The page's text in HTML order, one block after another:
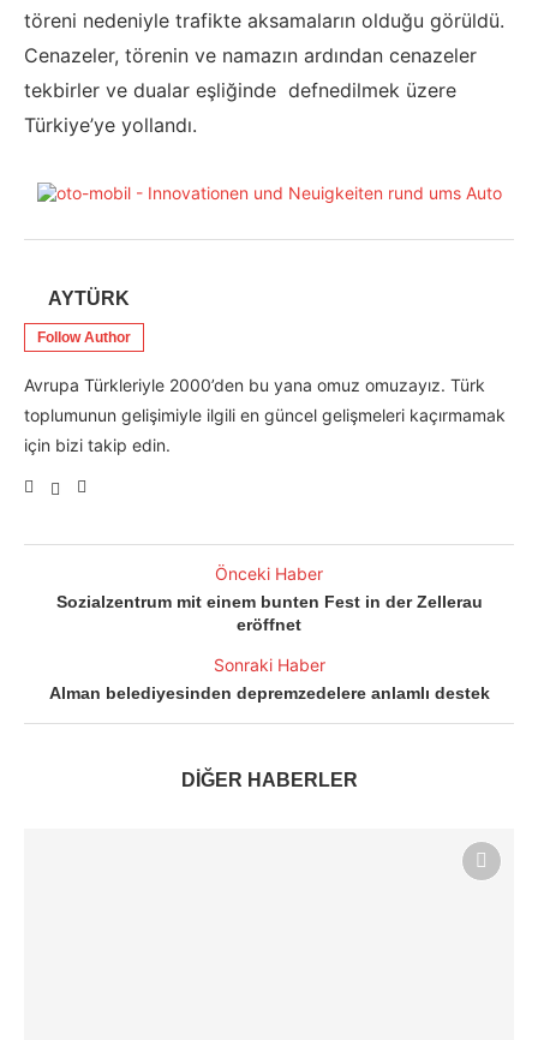
töreni nedeniyle trafikte aksamaların olduğu görüldü.
Cenazeler, törenin ve namazın ardından cenazeler
tekbirler ve dualar eşliğinde defnedilmek üzere
Türkiye’ye yollandı.
AYTÜRK
Follow Author
Avrupa Türkleriyle 2000’den bu yana omuz omuzayız. Türk
toplumunun gelişimiyle ilgili en güncel gelişmeleri kaçırmamak
için bizi takip edin.
Önceki Haber
Sozialzentrum mit einem bunten Fest in der Zellerau
eröffnet
Sonraki Haber
Alman belediyesinden depremzedelere anlamlı destek
DİĞER HABERLER